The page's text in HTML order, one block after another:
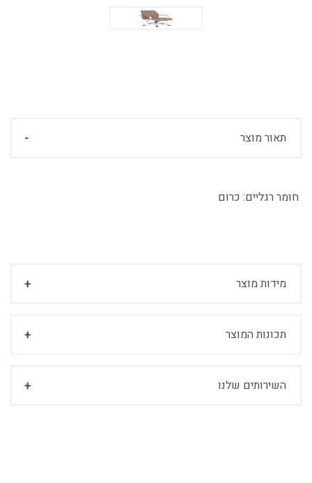
תאור מוצר
חומר רגליים: כרום
מידות מוצר
תכונות המוצר
השירותים שלנו